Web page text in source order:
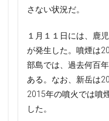
さない状況だ。
１月１１日には、鹿
が発生した。噴煙は
部島では、過去何百
ある。なお、新岳は
2015年の噴火では噴
した。